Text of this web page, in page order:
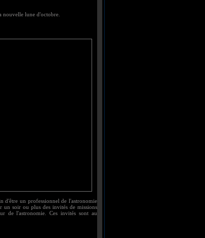
nouvelle lune d'octobre.
d'être un professionnel de l'astronomie
un soir ou plus des invités de missions
de l'astronomie. Ces invités sont au